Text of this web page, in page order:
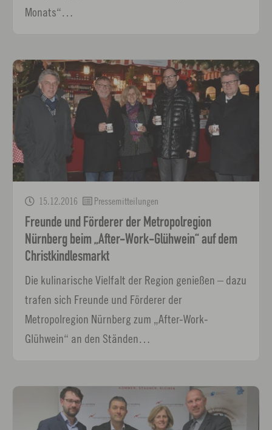
Monats“…
15.12.2016 Pressemitteilungen
Freunde und Förderer der Metropolregion
Nürnberg beim „After-Work-Glühwein“ auf dem
Christkindlesmarkt
Die kulinarische Vielfalt der Region genießen – dazu
trafen sich Freunde und Förderer der
Metropolregion Nürnberg zum „After-Work-
Glühwein“ an den Ständen…